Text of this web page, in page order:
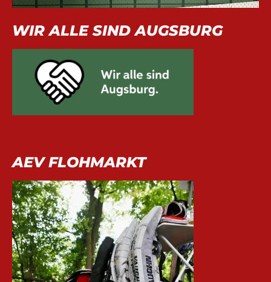
WIR ALLE SIND AUGSBURG
AEV FLOHMARKT